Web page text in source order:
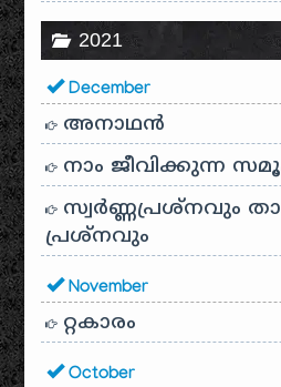
2021
December
അനാഥന്‍
നാം ജീവിക്കുന്ന
സ്വര്‍ണ്ണപ്രശ്‌നവും
പ്രശ്‌നവും
November
റ്റകാരം
October